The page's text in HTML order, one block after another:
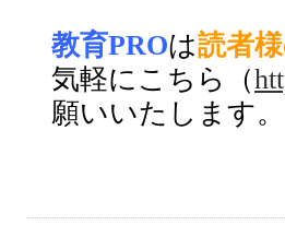
教育PROは読者
気軽にこちら（
願いいたします。